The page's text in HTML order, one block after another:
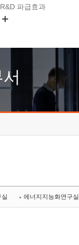
R&D 파급효과
에너지지능화연구실